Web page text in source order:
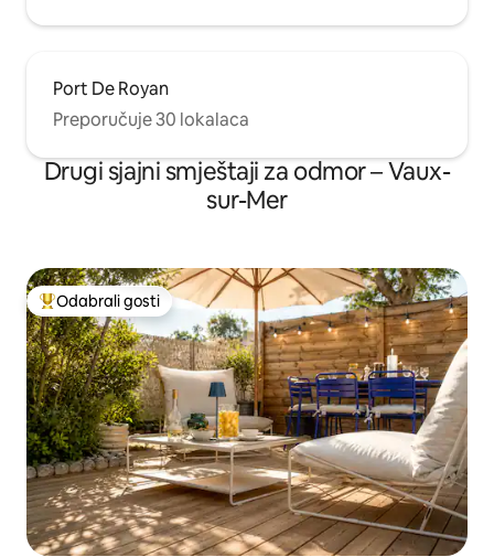
Port De Royan
Preporučuje 30 lokalaca
Drugi sjajni smještaji za odmor – Vaux-
sur-Mer
Među najviše rangiranima s oznakom „Odabrali gosti”
Odabrali gosti